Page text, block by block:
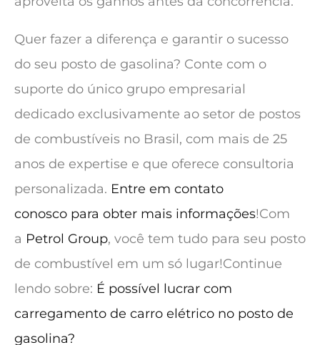
Quer fazer a diferença e garantir o sucesso
do seu posto de gasolina? Conte com o
suporte do único grupo empresarial
dedicado exclusivamente ao setor de postos
de combustíveis no Brasil, com mais de 25
anos de expertise e que oferece consultoria
personalizada. Entre em contato
conosco para obter mais informações!Com
a Petrol Group, você tem tudo para seu posto
de combustível em um só lugar!Continue
lendo sobre: É possível lucrar com
carregamento de carro elétrico no posto de
gasolina?